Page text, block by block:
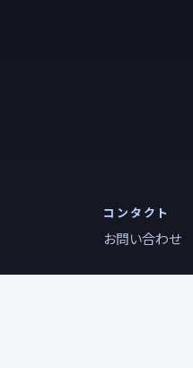
コンタクト
お問い合わせ